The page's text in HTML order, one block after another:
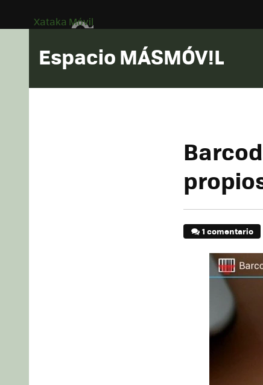
Xataka Móvil
Espacio MÁSMÓV!L
1 comentario